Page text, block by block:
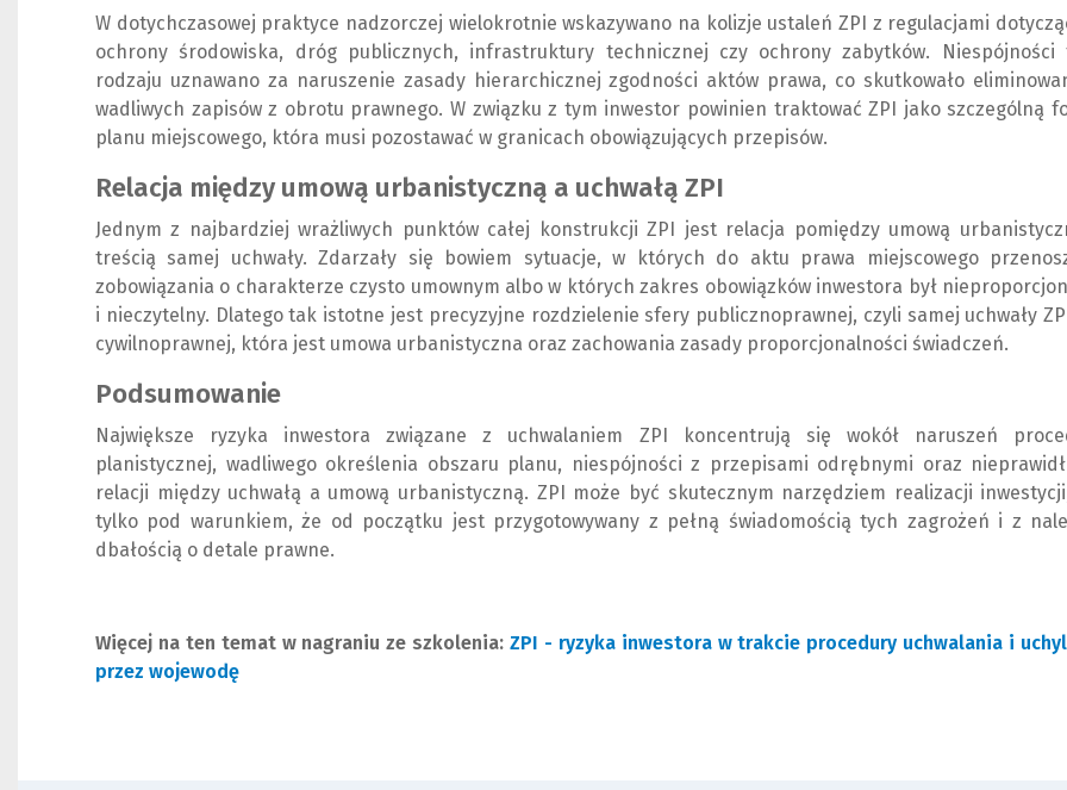
W dotychczasowej praktyce nadzorczej wielokrotnie wskazywano na kolizje ustaleń ZPI z regulacjami
ochrony środowiska, dróg publicznych, infrastruktury technicznej czy ochrony zabytków. Niespójności
rodzaju uznawano za naruszenie zasady hierarchicznej zgodności aktów prawa, co skutkowało
wadliwych zapisów z obrotu prawnego. W związku z tym inwestor powinien traktować ZPI jako szczególną
planu miejscowego, która musi pozostawać w granicach obowiązujących przepisów.
Relacja między umową urbanistyczną a uchwałą ZPI
Jednym z najbardziej wrażliwych punktów całej konstrukcji ZPI jest relacja pomiędzy umową
treścią samej uchwały. Zdarzały się bowiem sytuacje, w których do aktu prawa miejscowego
zobowiązania o charakterze czysto umownym albo w których zakres obowiązków inwestora był
i nieczytelny. Dlatego tak istotne jest precyzyjne rozdzielenie sfery publicznoprawnej, czyli samej uchwały
cywilnoprawnej, która jest umowa urbanistyczna oraz zachowania zasady proporcjonalności świadczeń.
Podsumowanie
Największe ryzyka inwestora związane z uchwalaniem ZPI koncentrują się wokół naruszeń
planistycznej, wadliwego określenia obszaru planu, niespójności z przepisami odrębnymi oraz
relacji między uchwałą a umową urbanistyczną. ZPI może być skutecznym narzędziem realizacji
tylko pod warunkiem, że od początku jest przygotowywany z pełną świadomością tych zagrożeń i z
dbałością o detale prawne.
Więcej na ten temat w nagraniu ze szkolenia:ZPI - ryzyka inwestora w trakcie procedury uchwalania i
przez wojewodę